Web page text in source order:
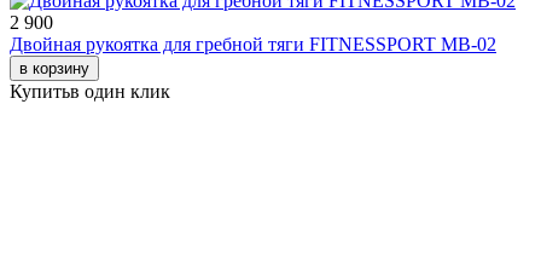
2 900
Двойная рукоятка для гребной тяги FITNESSPORT МВ-02
в корзину
Купитьв один клик